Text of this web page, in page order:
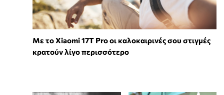
Με το Xiaomi 17T Pro οι καλοκαιρινές σου στιγμές
κρατούν λίγο περισσότερο